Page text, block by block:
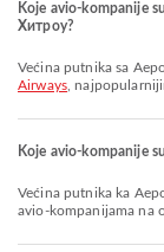
Koje avio-kompanije
Хитроу?
Većina putnika sa
Airways,
Koje avio-kompanije
Većina putnika ka
avio-kompanijama na